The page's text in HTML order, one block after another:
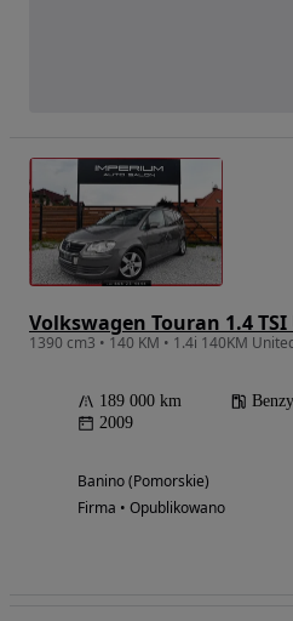
Volkswagen Touran 1.4
189 000 km
2009
Banino (Pomorskie)
Firma • Opublikowano